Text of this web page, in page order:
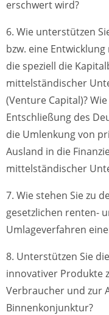
erschwert wird?
6. Wie unterstützen
bzw. eine
die speziell die
mittelständischer
(Venture Capital)?
Entschließung des
die Umlenkung von
Ausland in die
mittelständischer
7. Wie stehen Sie zu
gesetzlichen renten-
Umlageverfahren
8. Unterstützen Sie
innovativer Produkte
Verbraucher und zur
Binnenkonjunktur?